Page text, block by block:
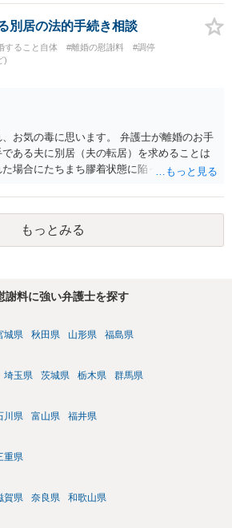
、お早めに弁護士に相談されることをおす
別居の法的手続き相談
すること自体 #離婚の慰謝料
#調停
)
お気の毒に思います。 弁護士が離婚のお手
ある夫に別居（夫の転居）を求めることは
場合にたちまち膠着状態に陥ってしまうの
は、ご相談者さまが転居する形で離婚協議等
得ないことが圧倒的多数です。
もっとみる
謝料に強い弁護士を探す
城県 秋田県 山形県 福島県
埼玉県 茨城県 栃木県 群馬県
川県 富山県 福井県
重県
賀県 奈良県 和歌山県